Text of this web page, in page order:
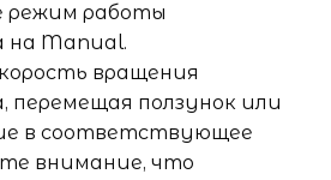
режим работы
на Manual.
вращения
перемещая ползунок или
в соответствующее
внимание, что